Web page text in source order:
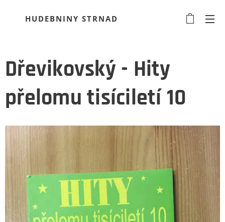
HUDEBNINY STRNAD
Dřevikovský - Hity
přelomu tisíciletí 10